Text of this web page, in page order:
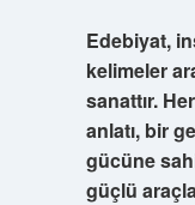
Edebiyat,
kelimeler
sanattır.
anlatı, bir
gücüne
güçlü